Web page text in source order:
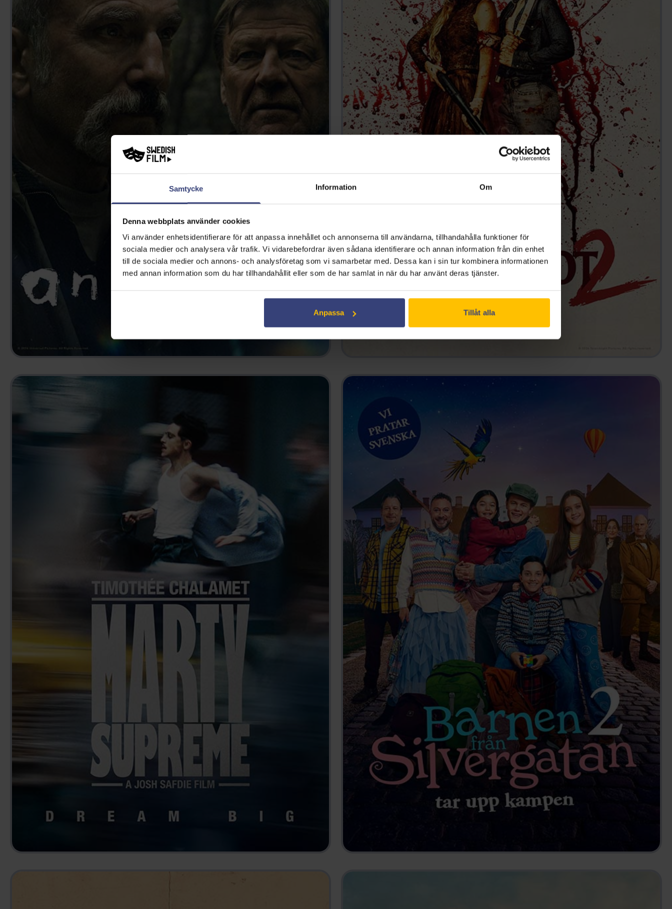
Samtycke Information Om
Denna webbplats använder cookies
Vi använder enhetsidentifierare för att anpassa innehållet och annonserna till användarna, tillhandahålla funktioner för
sociala medier och analysera vår trafik. Vi vidarebefordrar även sådana identifierare och annan information från din enhet
till de sociala medier och annons- och analysföretag som vi samarbetar med. Dessa kan i sin tur kombinera informationen
med annan information som du har tillhandahållit eller som de har samlat in när du har använt deras tjänster.
Anpassa Tillåt alla
READY OR NOT 2: HERE I COME
MARTY SUPREME